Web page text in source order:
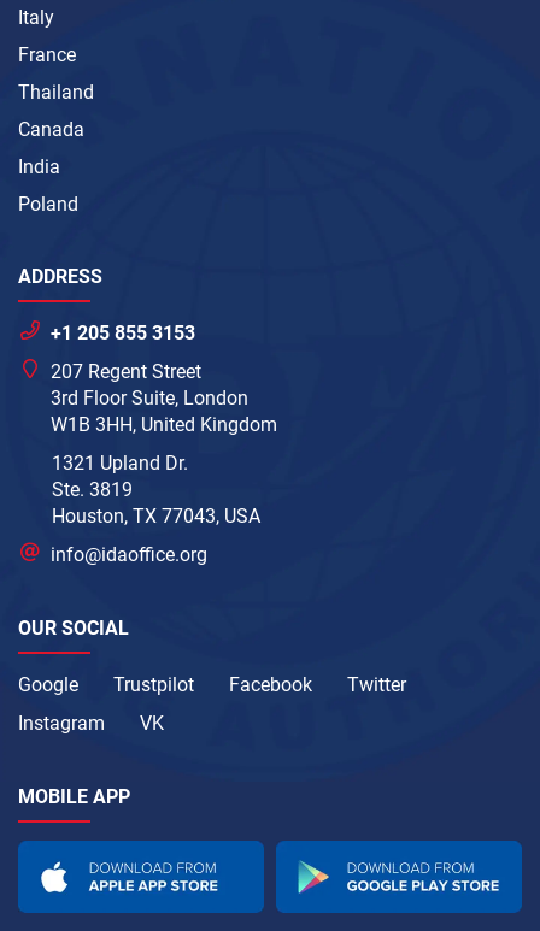
Italy
France
Thailand
Canada
India
Poland
ADDRESS
+1 205 855 3153
207 Regent Street
3rd Floor Suite, London
W1B 3HH, United Kingdom
1321 Upland Dr.
Ste. 3819
Houston, TX 77043, USA
info@idaoffice.org
OUR SOCIAL
Google Trustpilot Facebook
Twitter
Instagram
VK
MOBILE APP